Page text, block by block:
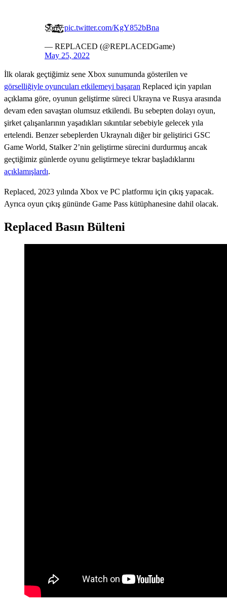
Ş̸̯̅̇͌̈̚ô̴̡̬̣͚̮͜ŗ̶̳̯̹͖̣̆͑r̴̢̖̲͎̙̬̹̓̆̓̾̂̈́̊̕y̶̡̡̫͔̩̲̩͉̌̈́̊pic.twitter.com/KgY852bBna
— REPLACED (@REPLACEDGame)
May 25, 2022
İlk olarak geçtiğimiz sene Xbox sunumunda gösterilen ve
görselliğiyle oyuncuları etkilemeyi başaran Replaced için yapılan
açıklama göre, oyunun geliştirme süreci Ukrayna ve Rusya arasında
devam eden savaştan olumsuz etkilendi. Bu sebepten dolayı oyun,
şirket çalışanlarının yaşadıkları sıkıntılar sebebiyle gelecek yıla
ertelendi. Benzer sebeplerden Ukraynalı diğer bir geliştirici GSC
Game World, Stalker 2’nin geliştirme sürecini durdurmuş ancak
geçtiğimiz günlerde oyunu geliştirmeye tekrar başladıklarını
açıklamışlardı.
Replaced, 2023 yılında Xbox ve PC platformu için çıkış yapacak.
Ayrıca oyun çıkış gününde Game Pass kütüphanesine dahil olacak.
Replaced Basın Bülteni